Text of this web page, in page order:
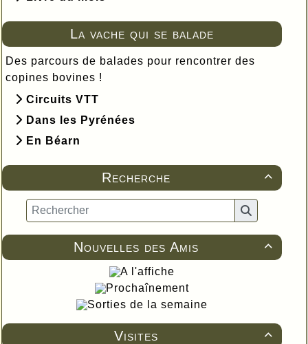
La vache qui se balade
Des parcours de balades pour rencontrer des
copines bovines !
Circuits VTT
Dans les Pyrénées
En Béarn

Recherche

Nouvelles des Amis
A l'affiche
Prochaînement
Sorties de la semaine

Visites